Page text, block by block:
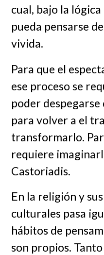
cual, bajo la
pueda pensarse
vivida.
Para que el
ese proceso se
poder
para volver a el
transformarlo.
requiere
Castoriadis.
En la religión y
culturales pasa
hábitos de
son propios.